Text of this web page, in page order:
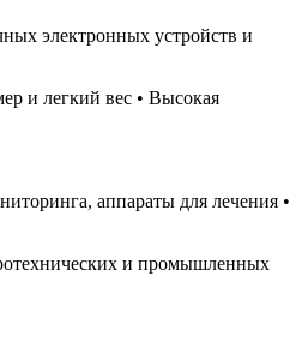
электронных устройств и
и легкий вес • Высокая
аппараты для лечения •
и промышленных